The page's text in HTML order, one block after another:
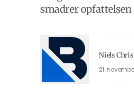
smadrer
Niels
21.